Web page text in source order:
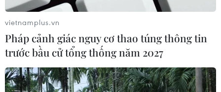
vietnamplus.vn
Pháp cảnh giác nguy cơ thao túng thông tin
trước bầu cử tổng thống năm 2027